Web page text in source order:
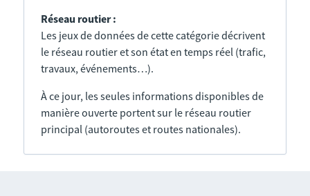
Réseau routier :
Les jeux de données de cette catégorie décrivent
le réseau routier et son état en temps réel (trafic,
travaux, événements…).
À ce jour, les seules informations disponibles de
manière ouverte portent sur le réseau routier
principal (autoroutes et routes nationales).